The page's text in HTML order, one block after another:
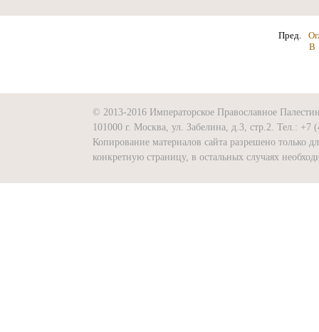
Пред.
В
© 2013-2016 Императорское Православное
101000 г. Москва, ул. Забелина, д.3, стр.2. Тел.:
Копирование материалов сайта разрешено только
конкретную страницу, в остальных случаях